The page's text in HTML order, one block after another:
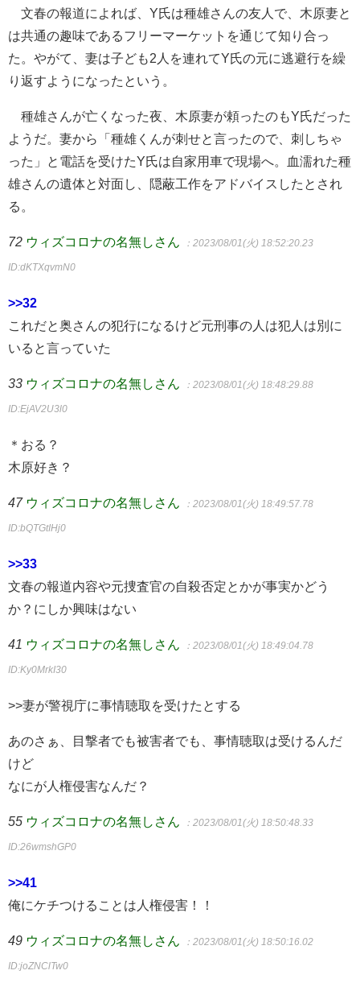
文春の報道によれば、Y氏は種雄さんの友人で、木原妻と
は共通の趣味であるフリーマーケットを通じて知り合っ
た。やがて、妻は子ども2人を連れてY氏の元に逃避行を繰
り返すようになったという。
種雄さんが亡くなった夜、木原妻が頼ったのもY氏だった
ようだ。妻から「種雄くんが刺せと言ったので、刺しちゃ
った」と電話を受けたY氏は自家用車で現場へ。血濡れた種
雄さんの遺体と対面し、隠蔽工作をアドバイスしたとされ
る。
72 ウィズコロナの名無しさん ：2023/08/01(火) 18:52:20.23
ID:dKTXqvmN0
>>32
これだと奥さんの犯行になるけど元刑事の人は犯人は別に
いると言っていた
33 ウィズコロナの名無しさん ：2023/08/01(火) 18:48:29.88
ID:EjAV2U3l0
＊おる？
木原好き？
47 ウィズコロナの名無しさん ：2023/08/01(火) 18:49:57.78
ID:bQTGtIHj0
>>33
文春の報道内容や元捜査官の自殺否定とかが事実かどう
か？にしか興味はない
41 ウィズコロナの名無しさん ：2023/08/01(火) 18:49:04.78
ID:Ky0MrkI30
>>妻が警視庁に事情聴取を受けたとする
あのさぁ、目撃者でも被害者でも、事情聴取は受けるんだ
けど
なにが人権侵害なんだ？
55 ウィズコロナの名無しさん ：2023/08/01(火) 18:50:48.33
ID:26wmshGP0
>>41
俺にケチつけることは人権侵害！！
49 ウィズコロナの名無しさん ：2023/08/01(火) 18:50:16.02
ID:joZNClTw0